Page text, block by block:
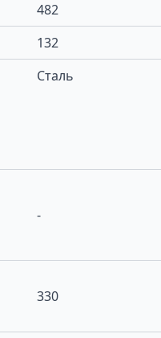
482
132
Сталь
-
330